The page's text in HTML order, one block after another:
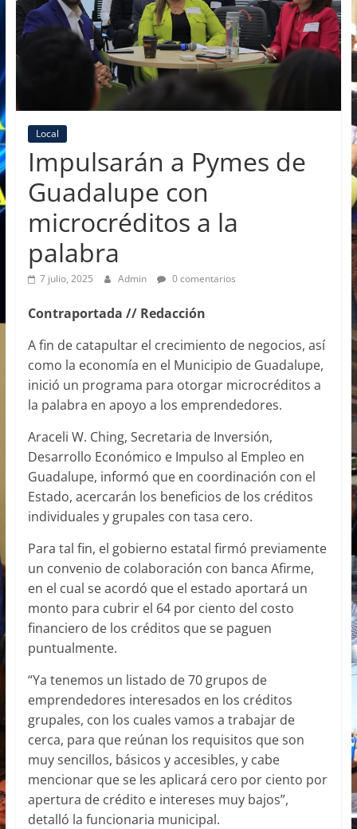
Local
Impulsarán a Pymes de
Guadalupe con
microcréditos a la
palabra
7 julio, 2025 Admin 0 comentarios
Contraportada // Redacción
A fin de catapultar el crecimiento de negocios, así
como la economía en el Municipio de Guadalupe,
inició un programa para otorgar microcréditos a
la palabra en apoyo a los emprendedores.
Araceli W. Ching, Secretaria de Inversión,
Desarrollo Económico e Impulso al Empleo en
Guadalupe, informó que en coordinación con el
Estado, acercarán los beneficios de los créditos
individuales y grupales con tasa cero.
Para tal fin, el gobierno estatal firmó previamente
un convenio de colaboración con banca Afirme,
en el cual se acordó que el estado aportará un
monto para cubrir el 64 por ciento del costo
financiero de los créditos que se paguen
puntualmente.
“Ya tenemos un listado de 70 grupos de
emprendedores interesados en los créditos
grupales, con los cuales vamos a trabajar de
cerca, para que reúnan los requisitos que son
muy sencillos, básicos y accesibles, y cabe
mencionar que se les aplicará cero por ciento por
apertura de crédito e intereses muy bajos”,
detalló la funcionaria municipal.